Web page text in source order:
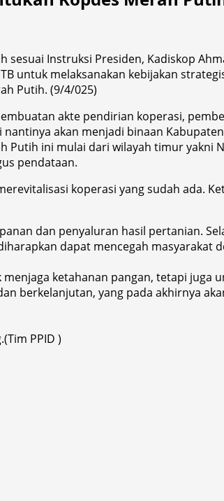
sesuai Instruksi Presiden, Kadiskop
untuk melaksanakan kebijakan
Putih. (9/4/025)
akte pendirian koperasi,
akan menjadi binaan
ini mulai dari wilayah timur yakni
pendataan.
koperasi yang sudah ada.
dan penyaluran hasil pertanian.
dapat mencegah masyarakat
ketahanan pangan, tetapi juga
berkelanjutan, yang pada akhirnya
PPID )